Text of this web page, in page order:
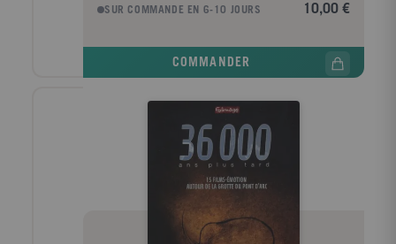
pour apprendre et comprendre- 25 000 mots et
contexte - 5 000 synonymes et contraires pour
grammaire, d'orthographe, de prononciation, l'origine
orthographiques issues des rectifications de
l'orthographe - Des tableaux de conjugaison - Les
noms des habitants des pays et des régions CE-CM 8-
SUR COMMANDE EN 6-10 JOURS 10,00 €
COMMANDER